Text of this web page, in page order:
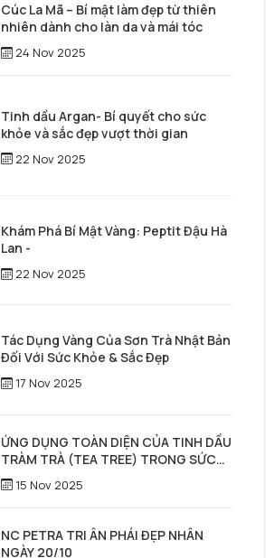
Cúc La Mã – Bí mật làm đẹp từ thiên
nhiên dành cho làn da và mái tóc
24 Nov 2025
Tinh dầu Argan- Bí quyết cho sức
khỏe và sắc đẹp vượt thời gian
22 Nov 2025
Khám Phá Bí Mật Vàng: Peptit Đậu Hà
Lan -
22 Nov 2025
Tác Dụng Vàng Của Sơn Trà Nhật Bản
Đối Với Sức Khỏe & Sắc Đẹp
17 Nov 2025
ỨNG DỤNG TOÀN DIỆN CỦA TINH DẦU
TRÀM TRÀ (TEA TREE) TRONG SỨC
KHỎE, LÀM ĐẸP & CHĂM SÓC TÓC –
DA ĐẦU
15 Nov 2025
NC PETRA TRI ÂN PHÁI ĐẸP NHÂN
NGÀY 20/10